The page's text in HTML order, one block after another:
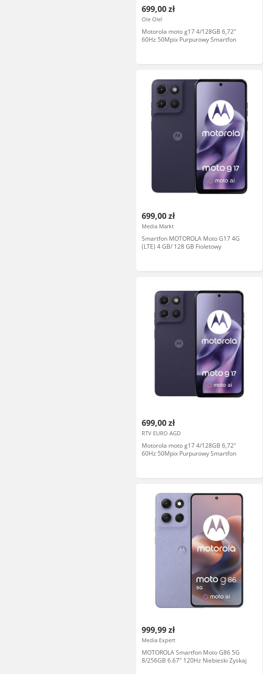
699,00 zł
Ole Ole!
Motorola moto g17 4/128GB 6,72"
60Hz 50Mpix Purpurowy Smartfon
699,00 zł
Media Markt
Smartfon MOTOROLA Moto G17 4G
(LTE) 4 GB/ 128 GB Fioletowy
699,00 zł
RTV EURO AGD
Motorola moto g17 4/128GB 6,72"
60Hz 50Mpix Purpurowy Smartfon
999,99 zł
Media Expert
MOTOROLA Smartfon Moto G86 5G
8/256GB 6.67" 120Hz Niebieski Zyskaj